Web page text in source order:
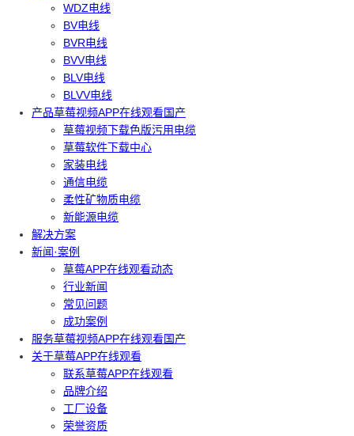
WDZ电线
BV电线
BVR电线
BVV电线
BLV电线
BLVV电线
产品草莓视频APP在线观看国产
草莓视频下载色版污用电缆
草莓软件下载中心
家装电线
通信电缆
柔性矿物质电缆
新能源电缆
解决方案
新闻·案例
草莓APP在线观看动态
行业新闻
常见问题
成功案例
服务草莓视频APP在线观看国产
关于草莓APP在线观看
联系草莓APP在线观看
品牌介绍
工厂设备
荣誉资质